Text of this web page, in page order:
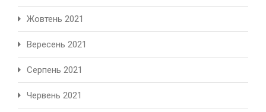
Жовтень 2021
Вересень 2021
Серпень 2021
Червень 2021